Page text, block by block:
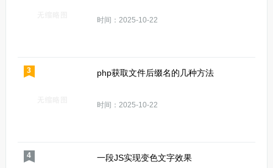
时间：2025-10-22
3 php获取文件后缀名的几种方法
时间：2025-10-22
4 一段JS实现变色文字效果